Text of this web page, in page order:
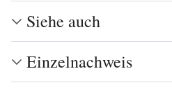
Siehe auch
Einzelnachweis